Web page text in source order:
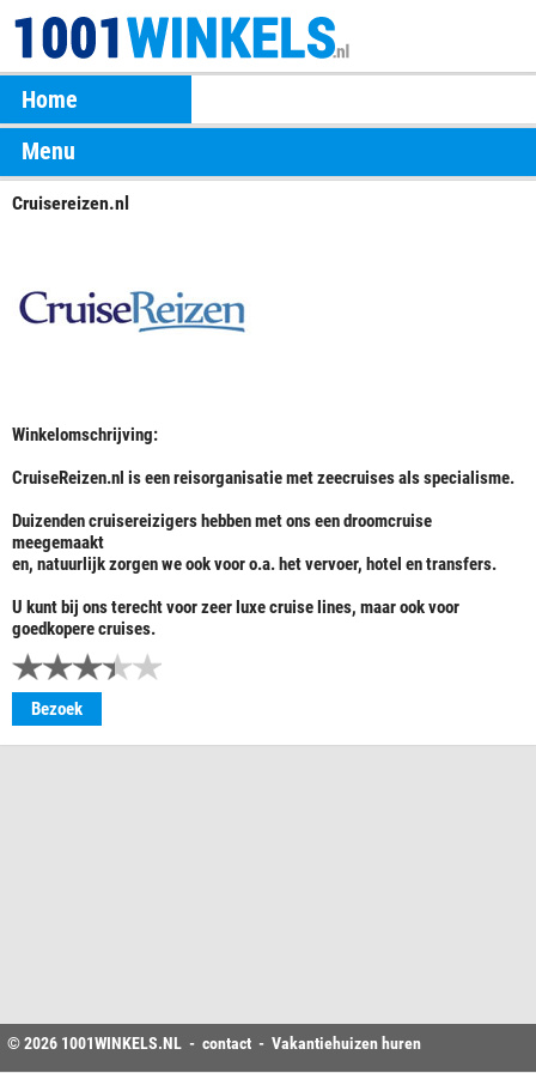
Home
Menu
Cruisereizen.nl
Winkelomschrijving:
CruiseReizen.nl is een reisorganisatie met zeecruises als specialisme.
Duizenden cruisereizigers hebben met ons een droomcruise
meegemaakt
en, natuurlijk zorgen we ook voor o.a. het vervoer, hotel en transfers.
U kunt bij ons terecht voor zeer luxe cruise lines, maar ook voor
goedkopere cruises.
Bezoek
© 2026 1001WINKELS.NL - contact - Vakantiehuizen huren